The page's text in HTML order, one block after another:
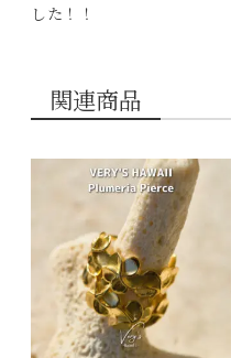
した！！
関連商品